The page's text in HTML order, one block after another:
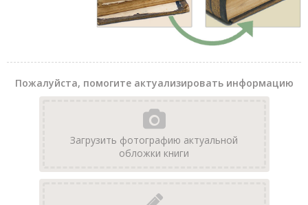
Пожалуйста, помогите актуализировать информацию
Загрузить фотографию актуальной
обложки книги